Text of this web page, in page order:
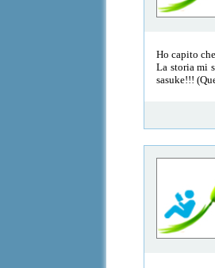
Ho capito
La storia mi
sasuke!!!